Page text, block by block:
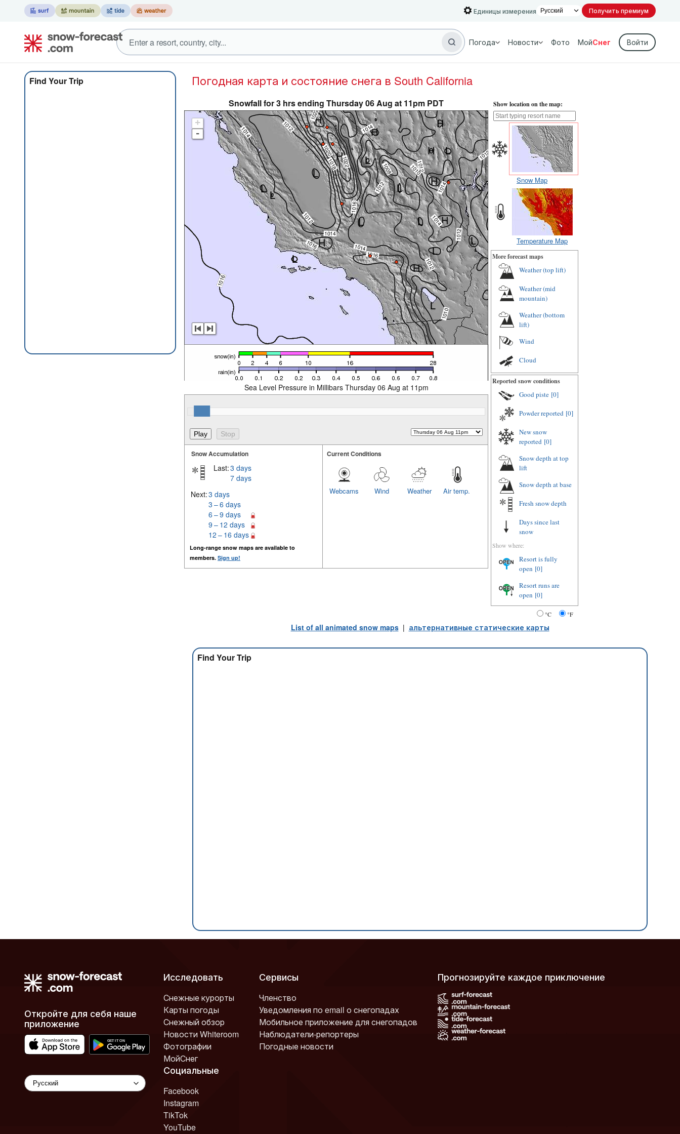
Единицы измерения Получить премиум
Погода Новости Фото МойСнег Войти
Find Your Trip Погодная карта и состояние снега в South California
Snowfall for 3 hrs ending Thursday 06 Aug at 11pm PDT
+
-
Sea Level Pressure in Millibars Thursday 06 Aug at 11pm
Snow Accumulation
Last:3 days
7 days
Next:3 days
3 – 6 days
6 – 9 days
9 – 12 days
12 – 16 days
Long-range snow maps are available to
members. Sign up!
Current Conditions
Air temp.
Weather
Wind
Webcams
Show location on the map:
Snow Map
Temperature Map
More forecast maps
Weather (top lift)
Weather (mid
mountain)
Weather (bottom
lift)
Wind
Cloud
Reported snow conditions
Good piste [0]
Powder reported [0]
New snow
reported [0]
Snow depth at top
lift
Snow depth at base
Fresh snow depth
Days since last
snow
Show where:
Resort is fully
open [0]
Resort runs are
open [0]
°C °F
List of all animated snow maps| альтернативные статические карты
Find Your Trip
Откройте для себя наше
приложение
Исследовать
Снежные курорты
Карты погоды
Снежный обзор
Новости Whiteroom
Фотографии
МойСнег
Сервисы
Членство
Уведомления по email о снегопадах
Мобильное приложение для снегопадов
Наблюдатели-репортеры
Погодные новости
Социальные
Facebook
Instagram
TikTok
YouTube
Прогнозируйте каждое приключение